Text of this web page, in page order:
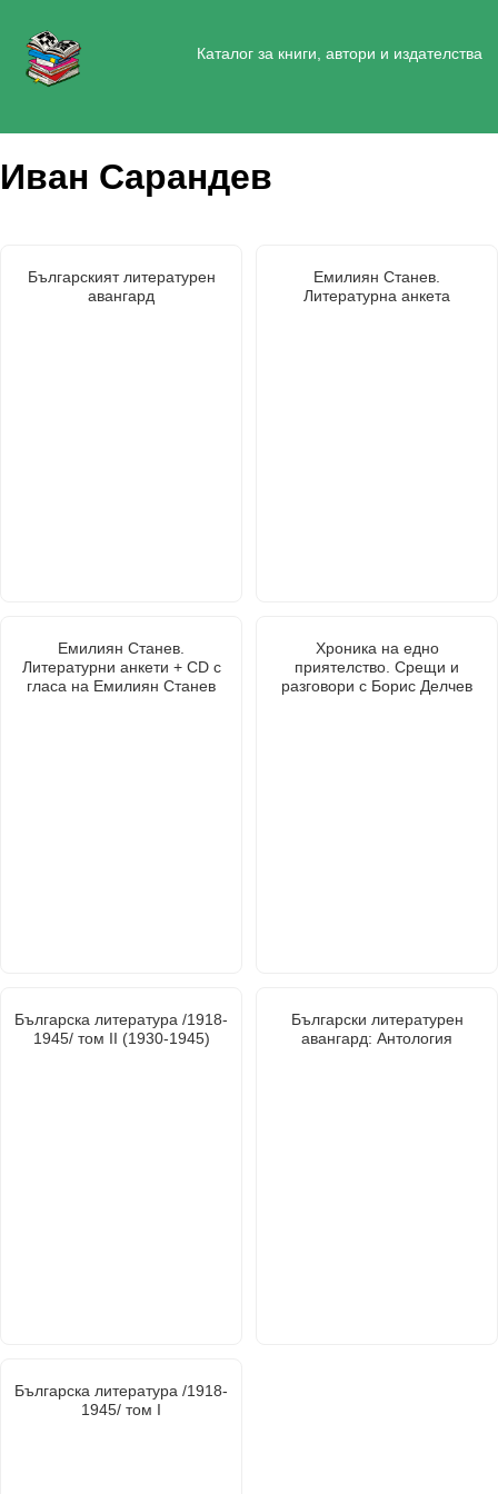
Каталог за книги, автори и издателства
Иван Сарандев
Българският литературен
авангард
Емилиян Станев.
Литературна анкета
Емилиян Станев.
Литературни анкети + CD с
гласа на Емилиян Станев
Хроника на едно
приятелство. Срещи и
разговори с Борис Делчев
Българска литература /1918-
1945/ том ІІ (1930-1945)
Български литературен
авангард: Антология
Българска литература /1918-
1945/ том I